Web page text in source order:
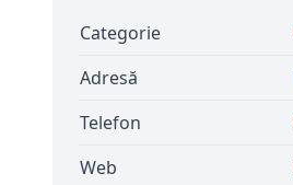
Categorie
Adresă
Telefon
Web